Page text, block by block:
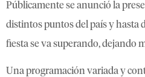
Públicamente se anunció la
distintos puntos del país y hasta
fiesta se va superando, dejando
Una programación variada y